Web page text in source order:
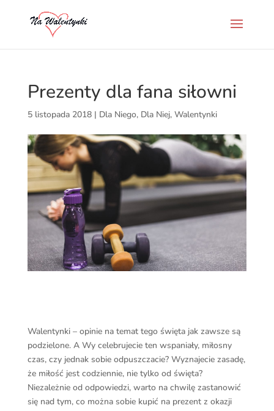
Prezenty dla fana siłowni
5 listopada 2018| Dla Niego, Dla Niej, Walentynki
Walentynki – opinie na temat tego święta jak zawsze są
podzielone. A Wy celebrujecie ten wspaniały, miłosny
czas, czy jednak sobie odpuszczacie? Wyznajecie zasadę,
że miłość jest codziennie, nie tylko od święta?
Niezależnie od odpowiedzi, warto na chwilę zastanowić
się nad tym, co można sobie kupić na prezent z okazji